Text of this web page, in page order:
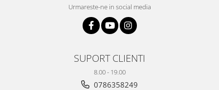
Cerneala Calimara, Patroane
Table magnetice si de pluta
Urmareste-ne in social media
SUPORT CLIENTI
8.00 - 19.00
0786358249